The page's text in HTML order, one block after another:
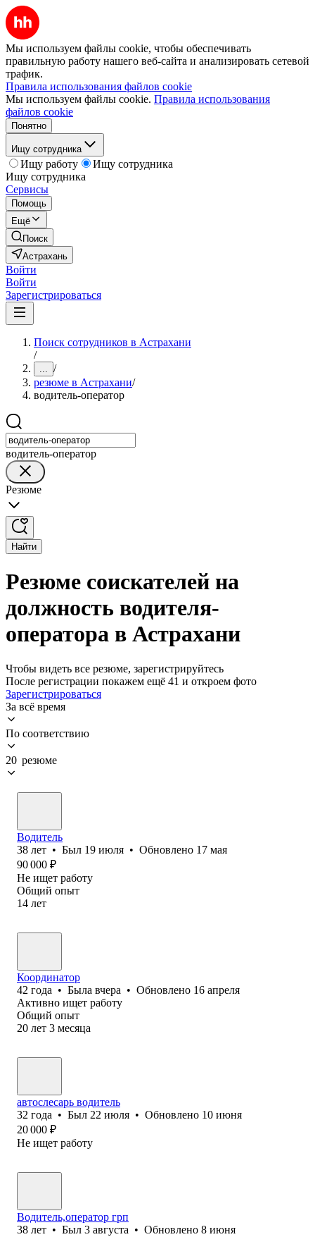
Мы используем файлы cookie, чтобы обеспечивать
правильную работу нашего веб-сайта и анализировать сетевой
трафик.
Правила использования файлов cookie
Мы используем файлы cookie. Правила использования
файлов cookie
Понятно
Ищу сотрудника
Ищу работу
Ищу сотрудника
Ищу сотрудника
Сервисы
Помощь
Ещё
Поиск
Астрахань
Войти
Войти
Зарегистрироваться
Поиск сотрудников в Астрахани
/
... /
резюме в Астрахани/
водитель-оператор
водитель-оператор
Резюме
Найти
Резюме соискателей на
должность водителя-
оператора в Астрахани
Чтобы видеть все резюме, зарегистрируйтесь
После регистрации покажем ещё 41 и откроем фото
Зарегистрироваться
За всё время
По соответствию
20 резюме
Водитель
38 лет • Был 19 июля • Обновлено 17 мая
90 000 ₽
Не ищет работу
Общий опыт
14 лет
Координатор
42 года • Была вчера • Обновлено 16 апреля
Активно ищет работу
Общий опыт
20 лет 3 месяца
автослесарь водитель
32 года • Был 22 июля • Обновлено 10 июня
20 000 ₽
Не ищет работу
Водитель,оператор грп
38 лет • Был 3 августа • Обновлено 8 июня